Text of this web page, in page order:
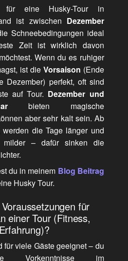
eine Husky-Tour in
ist zwischen Dezember
Schneebedingungen ideal
Zeit ist wirklich davon
Wenn du es ruhiger
ist die Vorsaison (Ende
Dezember) perfekt, oft sind
auf Tour. Dezember und
bieten magische
aber sehr kalt sein. Ab
werden die Tage länger und
milder – dafür sinken die
du in meinem Blog Beitrag
Husky Tour.
für
einer Tour (Fitness,
für viele Gäste geeignet – du
Vorkenntnisse im